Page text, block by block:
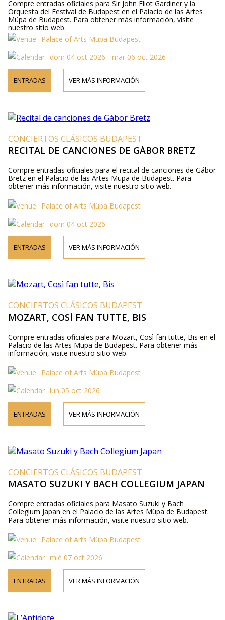
Compre entradas oficiales para Sir John Eliot Gardiner y la
Orquesta del Festival de Budapest en el Palacio de las Artes
Müpa de Budapest. Para obtener más información, visite
nuestro sitio web.
Palace of Arts Müpa Budapest
dom 04 oct 2026 - mar 06 oct 2026
ENTRADAS VER MÁS INFORMACIÓN
CONCIERTOS CLÁSICOS BUDAPEST
RECITAL DE CANCIONES DE GÁBOR BRETZ
Compre entradas oficiales para el recital de canciones de Gábor
Bretz en el Palacio de las Artes Müpa de Budapest. Para
obtener más información, visite nuestro sitio web.
Palace of Arts Müpa Budapest
dom 04 oct 2026
ENTRADAS VER MÁS INFORMACIÓN
CONCIERTOS CLÁSICOS BUDAPEST
MOZART, COSÌ FAN TUTTE, BIS
Compre entradas oficiales para Mozart, Così fan tutte, Bis en el
Palacio de las Artes Müpa de Budapest. Para obtener más
información, visite nuestro sitio web.
Palace of Arts Müpa Budapest
lun 05 oct 2026
ENTRADAS VER MÁS INFORMACIÓN
CONCIERTOS CLÁSICOS BUDAPEST
MASATO SUZUKI Y BACH COLLEGIUM JAPAN
Compre entradas oficiales para Masato Suzuki y Bach
Collegium Japan en el Palacio de las Artes Müpa de Budapest.
Para obtener más información, visite nuestro sitio web.
Palace of Arts Müpa Budapest
mié 07 oct 2026
ENTRADAS VER MÁS INFORMACIÓN